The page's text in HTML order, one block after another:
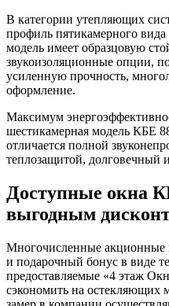
В категории утепляющих
профиль пятикамерного
модель имеет образцовую
звукоизоляционные опции,
усиленную прочность,
оформление.
Максимум
шестикамерная модель КБЕ
отличается полной
теплозащитой, долговечный
Доступные окна
выгодным
Многочисленные акционные
и подарочный бонус в виде
предоставляемые «4 этаж
сэкономить на остекляющих